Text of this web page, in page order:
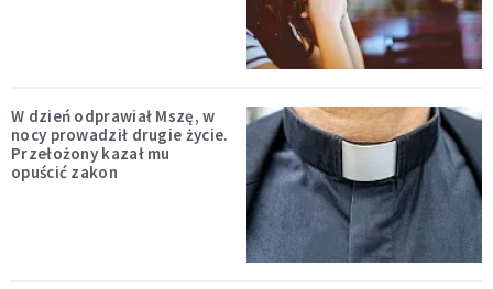
W dzień odprawiał Mszę, w
nocy prowadził drugie życie.
Przełożony kazał mu
opuścić zakon